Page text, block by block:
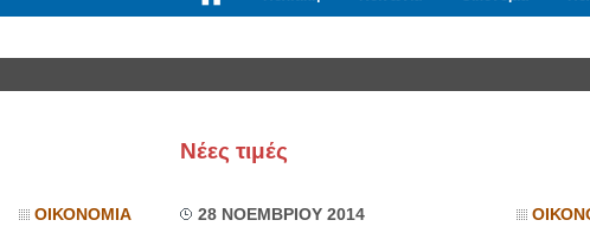
ΟΙΚΟΝΟΜΙΑ
Νέες τιμές
28 ΝΟΕΜΒΡΙΟΥ 2014